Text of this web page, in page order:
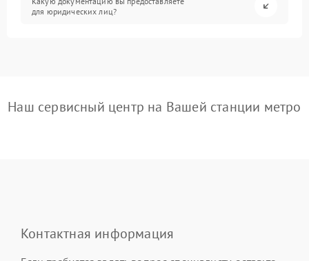
для юридических лиц?
Наш сервисный центр на Вашей станции метро
Контактная информация